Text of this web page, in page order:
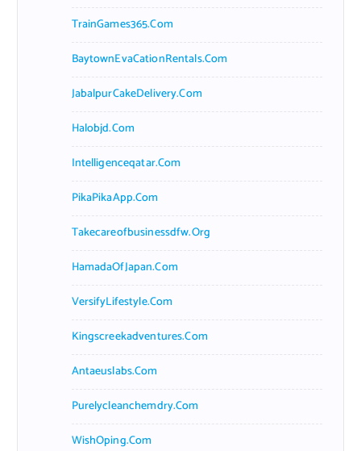
TrainGames365.com
BaytownEvaCationRentals.com
JabalpurCakeDelivery.com
Halobjd.com
Intelligenceqatar.com
PikaPikaApp.com
Takecareofbusinessdfw.org
HamadaOfJapan.com
VersifyLifestyle.com
Kingscreekadventures.com
Antaeuslabs.com
Purelycleanchemdry.com
WishOping.com